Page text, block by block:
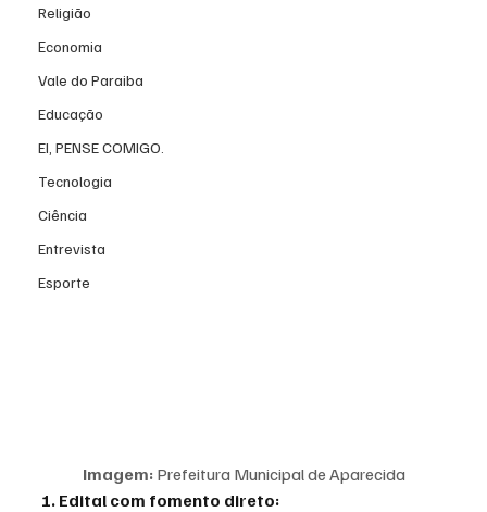
Religião
Economia
Vale do Paraiba
Educação
EI, PENSE COMIGO.
Tecnologia
Ciência
Entrevista
Esporte
Imagem: Prefeitura Municipal de Aparecida
1. Edital com fomento direto: